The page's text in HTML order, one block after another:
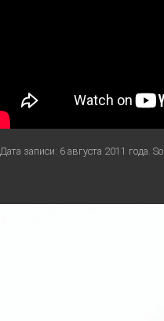
Дата записи: 6 августа 2011 года.